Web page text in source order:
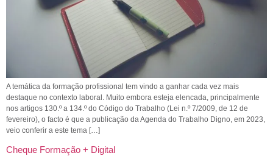
A temática da formação profissional tem vindo a ganhar cada vez mais
destaque no contexto laboral. Muito embora esteja elencada, principalmente
nos artigos 130.º a 134.º do Código do Trabalho (Lei n.º 7/2009, de 12 de
fevereiro), o facto é que a publicação da Agenda do Trabalho Digno, em 2023,
veio conferir a este tema […]
Cheque Formação + Digital